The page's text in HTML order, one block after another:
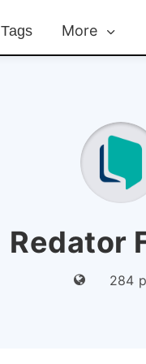
Tags More
Redator
284